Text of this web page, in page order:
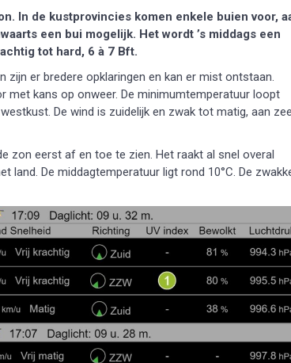
In de kustprovincies komen enkele buien voor,
een bui mogelijk. Het wordt ’s middags een
tot hard, 6 à 7 Bft.
er bredere opklaringen en kan er mist ontstaan.
met kans op onweer. De minimumtemperatuur loopt
De wind is zuidelijk en zwak tot matig, aan zee
zon eerst af en toe te zien. Het raakt al snel overal
De middagtemperatuur ligt rond 10°C. De